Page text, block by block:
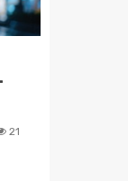
21